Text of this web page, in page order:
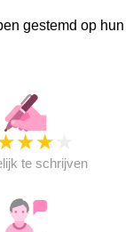
gestemd op hun
★★
te schrijven